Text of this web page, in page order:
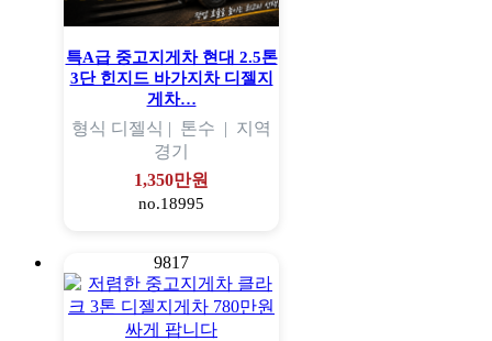
특A급 중고지게차 현대 2.5톤
3단 힌지드 바가지차 디젤지
게차…
형식 디젤식 | 톤수 | 지역
경기
1,350만원
no.18995
9817